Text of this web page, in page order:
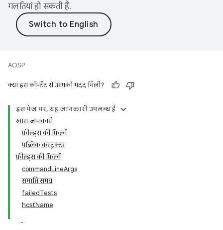
गलतियां हो सकती हैं.
AOSP
क्या इस कॉन्टेंट से आपको मदद मिली?
इस पेज पर, यह जानकारी उपलब्ध है
खास जानकारी
फ़ील्ड्स की फ़िल्में
पब्लिक कंस्ट्रक्टर
फ़ील्ड्स की फ़िल्में
commandLineArgs
समाप्ति समय
failedTests
hostName